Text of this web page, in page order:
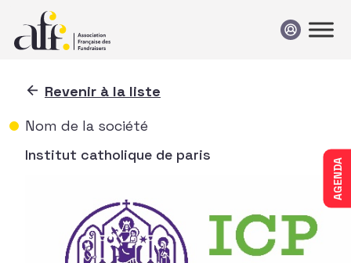
AGENDA
Revenir à la liste
Nom de la société
Institut catholique de paris